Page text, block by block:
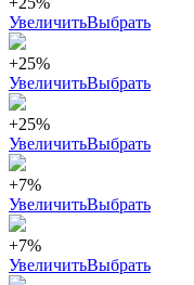
УвеличитьВыбрать
+25%
УвеличитьВыбрать
+25%
УвеличитьВыбрать
+7%
УвеличитьВыбрать
+7%
УвеличитьВыбрать